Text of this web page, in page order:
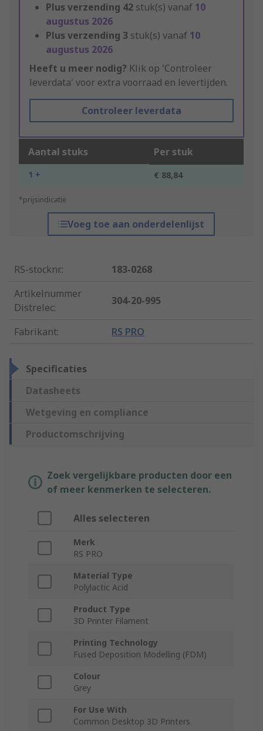
Plus verzending 42 stuk(s) vanaf 10
augustus 2026
Plus verzending 3 stuk(s) vanaf 10
augustus 2026
Heeft u meer nodig? Klik op 'Controleer
leverdata' voor extra voorraad en levertijden.
Controleer leverdata
Aantal stuks Per stuk
1 + € 88,84
*prijsindicatie
Voeg toe aan onderdelenlijst
RS-stocknr.:
183-0268
Artikelnummer
Distrelec:
304-20-995
Fabrikant: RS PRO
Specificaties
Datasheets
Wetgeving en compliance
Productomschrijving
Zoek vergelijkbare producten door een
of meer kenmerken te selecteren.
Alles selecteren
Merk
RS PRO
Material Type
Polylactic Acid
Product Type
3D Printer Filament
Printing Technology
Fused Deposition Modelling (FDM)
Colour
Grey
For Use With
Common Desktop 3D Printers